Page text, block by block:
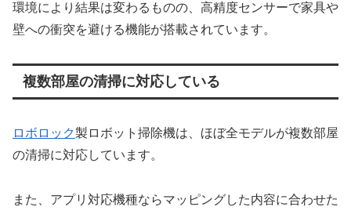
環境により結果は変わるものの、高精度センサーで家具や
壁への衝突を避ける機能が搭載されています。
複数部屋の清掃に対応している
ロボロック製ロボット掃除機は、ほぼ全モデルが複数部屋
の清掃に対応しています。
また、アプリ対応機種ならマッピングした内容に合わせた